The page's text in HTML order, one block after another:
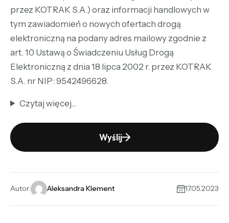
przez KOTRAK S.A.) oraz informacji handlowych w
tym zawiadomień o nowych ofertach drogą
elektroniczną na podany adres mailowy zgodnie z
art. 10 Ustawą o Świadczeniu Usług Drogą
Elektroniczną z dnia 18 lipca 2002 r. przez KOTRAK
S.A. nr NIP: 9542496628.
Czytaj więcej...
Wyślij
Autor: Aleksandra Klement 17.05.2023